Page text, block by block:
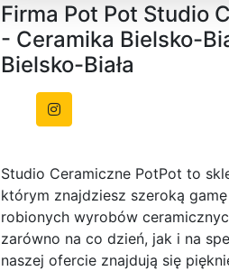
Firma Pot Pot Studio
- Ceramika Bielsko-
Bielsko-Biała
Studio Ceramiczne PotPot to
którym znajdziesz szeroką
robionych wyrobów
zarówno na co dzień, jak i na
naszej ofercie znajdują się